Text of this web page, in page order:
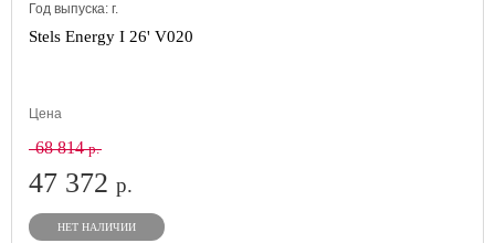
Год выпуска: г.
Stels Energy I 26' V020
Цена
68 814р.
47 372 р.
НЕТ НАЛИЧИИ